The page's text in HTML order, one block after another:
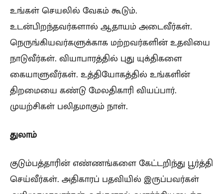
உங்கள் செயலில் வேகம் கூடும்.
உடன்பிறந்தவர்களால் ஆதாயம் அடைவீர்கள்.
நெருங்கியவர்களுக்காக மற்றவர்களின் உதவியை
நாடுவீர்கள். வியாபாரத்தில் புது யுக்திகளை
கையாளுவீர்கள். உத்தியோகத்தில் உங்களின்
திறமையை கண்டு மேலதிகாரி வியப்பார்.
முயற்சிகள் பலிதமாகும் நாள்.
துலாம்
குடும்பத்தாரின் எண்ணங்களை கேட்டறிந்து பூர்த்தி
செய்வீர்கள். அதிகாரப் பதவியில் இருப்பவர்கள்